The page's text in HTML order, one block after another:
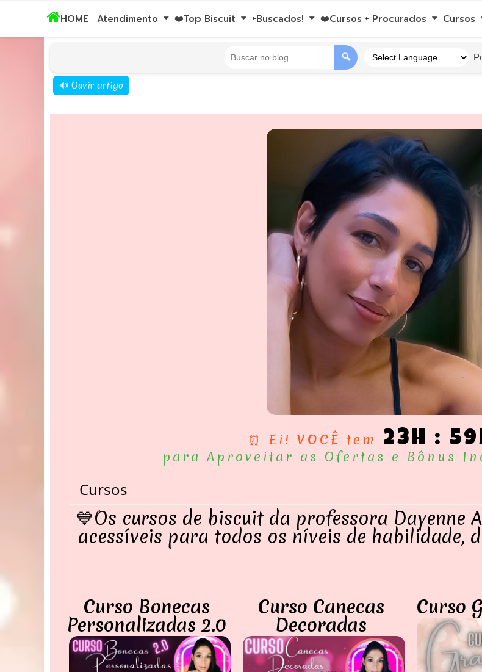
Atelier Encantado Com Mãos De Sêda - Midian.L.S.Ferreira - Topos De Bolo, Lembrancinhas E Presente Sob Encomenda:.
HOME Atendimento ❤️Top Biscuit +Buscados! ❤️Cursos + Procurados Cursos
🔍
🔊 Ouvir artigo
⏰ Ei!VOCÊ tem 23h :
para Aproveitar as Ofertas e Bônus
Cursos
💙Os cursos de biscuit da professora Dayenne
acessíveis para todos os níveis de habilidade,
Curso Bonecas
Personalizadas 2.0
Curso Canecas
Decoradas
Curso